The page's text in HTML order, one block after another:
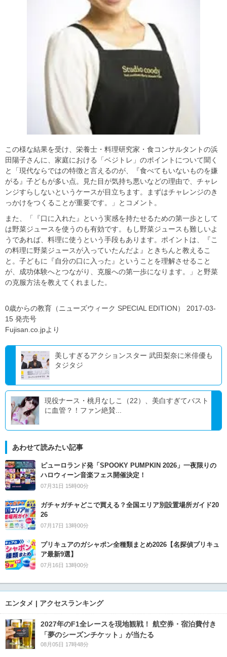
この様な結果を受け、栄養士・料理研究家・食コンサルタントの浜
田陽子さんに、家庭における「ベジトレ」のポイントについて聞く
と「現代ならではの特徴と言えるのが、『食べてもいないものを嫌
がる』子どもが多い点。見た目が気持ち悪いなどの理由で、チャレ
ンジすらしないというケースが目立ちます。まずはチャレンジのき
っかけをつくることが重要です。」とコメント。
また、「『口に入れた』という実感を持たせるための第一歩として
は野菜ジュースを使うのも有効です。もし野菜ジュースも難しいよ
うであれば、料理に使うという手段もあります。ポイントは、『こ
の料理に野菜ジュースが入っていたんだよ』ときちんと教えるこ
と。子どもに『自分の口に入った』ということを理解させること
が、成功体験へとつながり、克服への第一歩になります。」と野菜
の克服方法を教えてくれました。
0歳からの教育（ニューズウィーク SPECIAL EDITION） 2017-03-
15 発売号
Fujisan.co.jpより
美しすぎるアクションスター 武田梨奈に米俳優も
タジタジ
現役ナース・桃月なしこ（22）、美白すぎてバスト
に血管？！ファン絶賛...
あわせて読みたい記事
ピューロランド発「SPOOKY PUMPKIN 2026」一夜限りの
ハロウィーン音楽フェス開催決定！
07月31日 15時00分
ガチャガチャどこで買える？全国エリア別設置場所ガイド20
26
07月17日 13時00分
プリキュアのガシャポン全種類まとめ2026【名探偵プリキュ
ア最新9選】
07月16日 13時00分
エンタメ | アクセスランキング
2027年のF1全レースを現地観戦！ 航空券・宿泊費付き
「夢のシーズンチケット」が当たる
08月05日 17時48分